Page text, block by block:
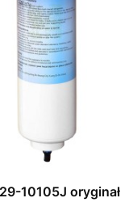
10105J oryginał